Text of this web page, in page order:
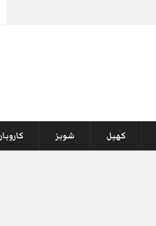
کھیل شوبز کاروبار